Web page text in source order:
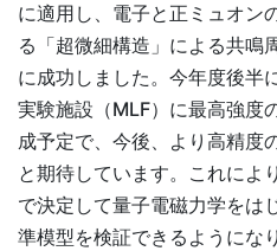
に適用し、電子と正ミュオン
る「超微細構造」による共鳴
に成功しました。今年度後半
実験施設（MLF）に最高強度
成予定で、今後、より高精度
と期待しています。これによ
で決定して量子電磁力学をは
準模型を検証できるようにな